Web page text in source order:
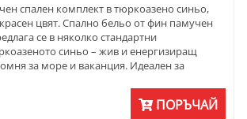
спален комплект в тюркоазено синьо,
цвят. Спално бельо от фин памучен
се в няколко стандартни
синьо – жив и енергизиращ
за море и ваканция. Идеален за
пространства.
ПОРЪЧАЙ